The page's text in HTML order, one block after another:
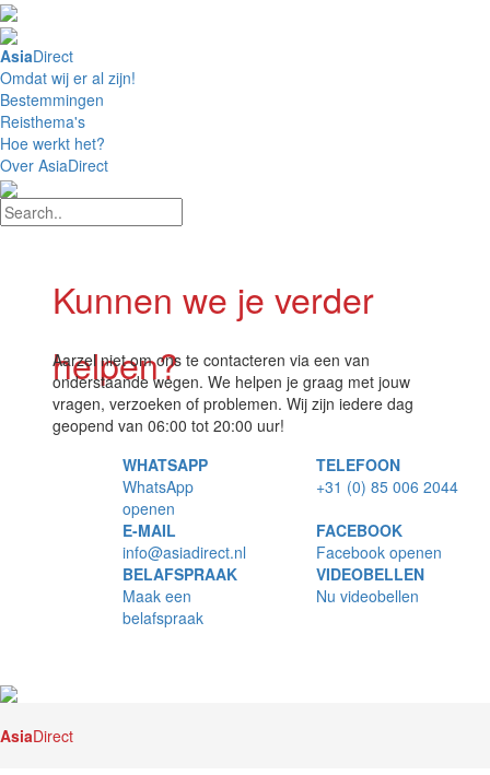
AsiaDirect
Omdat wij er al zijn!
Bestemmingen
Reisthema's
Hoe werkt het?
Over AsiaDirect
Kunnen we je verder
helpen?
Aarzel niet om ons te contacteren via een van
onderstaande wegen. We helpen je graag met jouw
vragen, verzoeken of problemen. Wij zijn iedere dag
geopend van 06:00 tot 20:00 uur!
WHATSAPP
WhatsApp
openen
TELEFOON
+31 (0) 85 006 2044
E-MAIL
info@asiadirect.nl
FACEBOOK
Facebook openen
BELAFSPRAAK
Maak een
belafspraak
VIDEOBELLEN
Nu videobellen
AsiaDirect